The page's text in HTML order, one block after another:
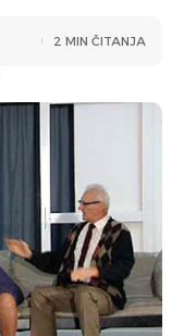
2 MIN ČITANJA